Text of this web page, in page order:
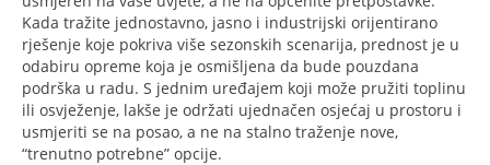
Kada tražite jednostavno, jasno i industrijski orijentirano
rješenje koje pokriva više sezonskih scenarija, prednost je u
odabiru opreme koja je osmišljena da bude pouzdana
podrška u radu. S jednim uređajem koji može pružiti toplinu
ili osvježenje, lakše je održati ujednačen osjećaj u prostoru i
usmjeriti se na posao, a ne na stalno traženje nove,
“trenutno potrebne” opcije.